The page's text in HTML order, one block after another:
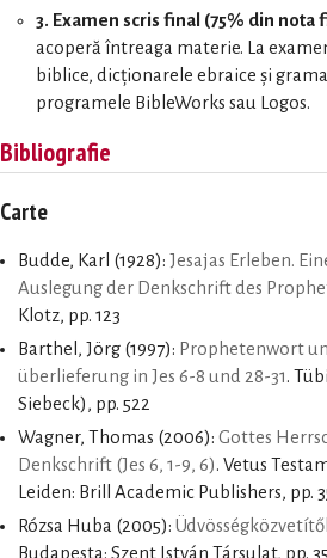
3. Examen scris final (75% din nota
acoperă întreaga materie. La
biblice, dicționarele ebraice și
programele BibleWorks sau Logos.
Bibliografie
Carte
Budde, Karl (1928): Jesajas Erleben.
Auslegung der Denkschrift des
Klotz, pp. 123
Barthel, Jörg (1997): Prophetenwort
überlieferung in Jes 6-8 und 28-31.
Siebeck), pp. 522
Wagner, Thomas (2006): Gottes
Denkschrift (Jes 6, 1-9, 6). Vetus
Leiden: Brill Academic Publishers, pp.
Rózsa Huba (2005):
Budapesta: Szent István Társulat, pp.